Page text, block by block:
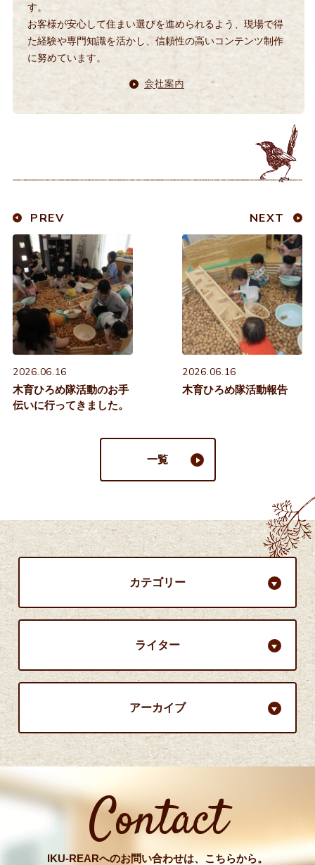
す。
お客様が安心して住まい選びを進められるよう、現場で得
た経験や専門知識を活かし、信頼性の高いコンテンツ制作
に努めています。
PREV
2026.06.16
木育ひろめ隊活動のお手
伝いに行ってきました。
NEXT
2026.06.16
木育ひろめ隊活動報告
一覧
カテゴリー
ライター
アーカイブ
Contact
IKU-REARへのお問い合わせは、こちらから。